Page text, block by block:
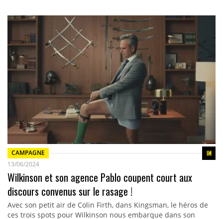
CAMPAGNE
13/06/2024
Wilkinson et son agence Pablo coupent court aux
discours convenus sur le rasage !
Avec son petit air de Colin Firth, dans Kingsman, le héros de
ces trois spots pour Wilkinson nous embarque dans son